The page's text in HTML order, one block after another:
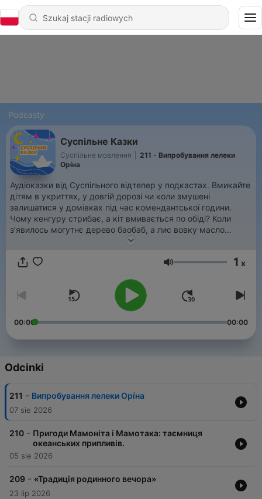
Podcasty
Суспільне Казки
Суспільне мовлення
211 - Випробування лелеки
Орíна
Аудіоказки від Суспільного відтепер у подкастах. Вмикайте
дітям в укриттях, у довгій дорозі чи коли змушені
залишатися у домівках під час комендантської години.
Чому кенгуру стрибає, а кіт вмивається по обіді? Коли
з'явилось могутнє дерево баобаб, а лис вовку масло
показав? Навіщо миші збираються на раду, а бджола рятує
казок народів світу, які ми вибрали та озвучили спеціально
YouTube канал з мультфільмами Бробакс
https://cutt.ly/yAfTYBU
Głośność 1 x
00:00 00:00
Odcinki
211 - Випробування лелеки Орíна
07 sie 2026
210 - Пригоди Мамоніта і Мамотака: таємниця
океанських припливів.
05 sie 2026
209 - «Традиція родинного вечора»
23 lip 2026